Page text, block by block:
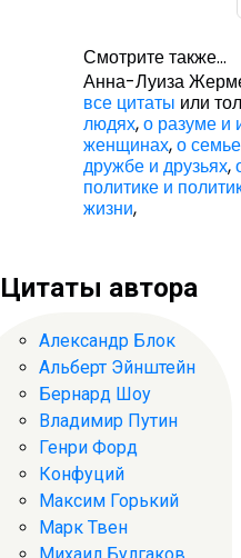
Смотрите также...
Анна-Луиза
все цитаты или
людях,о разуме и
женщинах,о
дружбе и друзьях,
политике и
жизни,
Цитаты автора
Александр Блок
Альберт Эйнштейн
Бернард Шоу
Владимир Путин
Генри Форд
Конфуций
Максим Горький
Марк Твен
Михаил Булгаков